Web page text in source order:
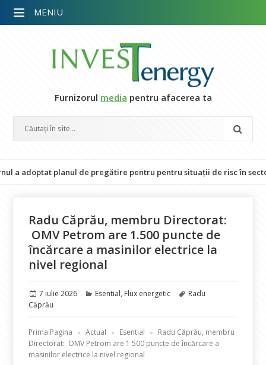
Furnizorul media pentru afacerea ta
planul de pregătire pentru pentru situații de risc în sectorul
Radu Căprău, membru Directorat:
OMV Petrom are 1.500 puncte de
încărcare a masinilor electrice la
nivel regional
Publicat
pe
7 iulie 2026 Categorii
Esential, Flux energetic Etichete
Radu
Căprău
Prima Pagina Actual Esential
Radu Căprău, membru
Directorat: OMV Petrom are 1.500 puncte de încărcare a
masinilor electrice la nivel regional
MENIU